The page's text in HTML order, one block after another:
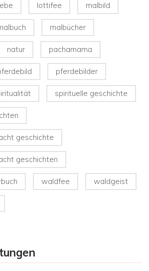
lottifee malbild
malbücher
natur pachamama
pferdebilder
spirituelle geschichte
geschichte
geschichten
waldfee waldgeist